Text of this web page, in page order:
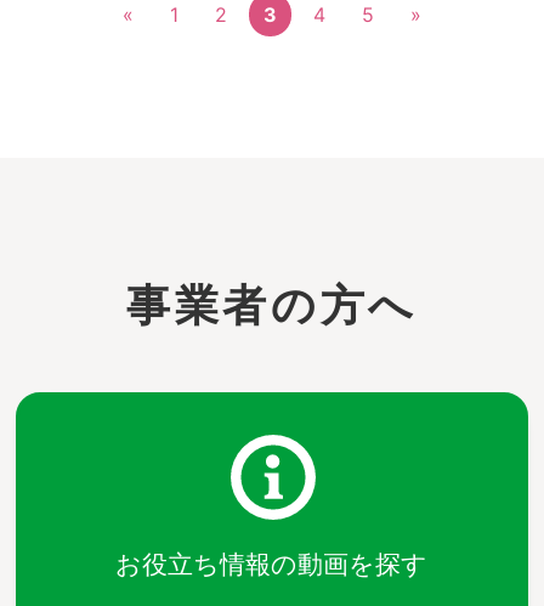
« 1 2 3 4 5 »
事業者の方へ
お役立ち情報の動画を探す